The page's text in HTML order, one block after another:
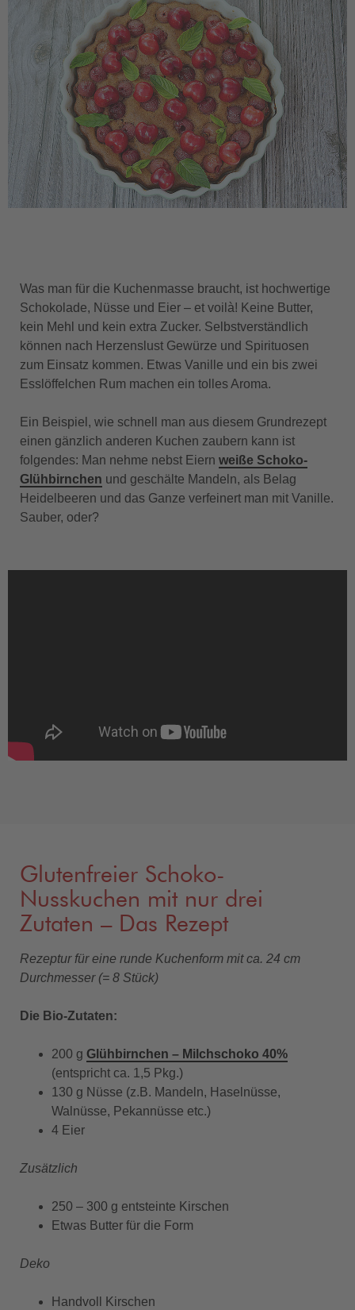
Was man für die Kuchenmasse braucht, ist hochwertige
Schokolade, Nüsse und Eier – et voilà! Keine Butter,
kein Mehl und kein extra Zucker. Selbstverständlich
können nach Herzenslust Gewürze und Spirituosen
zum Einsatz kommen. Etwas Vanille und ein bis zwei
Esslöffelchen Rum machen ein tolles Aroma.
Ein Beispiel, wie schnell man aus diesem Grundrezept
einen gänzlich anderen Kuchen zaubern kann ist
folgendes: Man nehme nebst Eiern weiße Schoko-
Glühbirnchen und geschälte Mandeln, als Belag
Heidelbeeren und das Ganze verfeinert man mit Vanille.
Sauber, oder?
Glutenfreier Schoko-
Nusskuchen mit nur drei
Zutaten – Das Rezept
Rezeptur für eine runde Kuchenform mit ca. 24 cm
Durchmesser (= 8 Stück)
Die Bio-Zutaten:
200 g Glühbirnchen – Milchschoko 40%
(entspricht ca. 1,5 Pkg.)
130 g Nüsse (z.B. Mandeln, Haselnüsse,
Walnüsse, Pekannüsse etc.)
4 Eier
Zusätzlich
250 – 300 g entsteinte Kirschen
Etwas Butter für die Form
Deko
Handvoll Kirschen